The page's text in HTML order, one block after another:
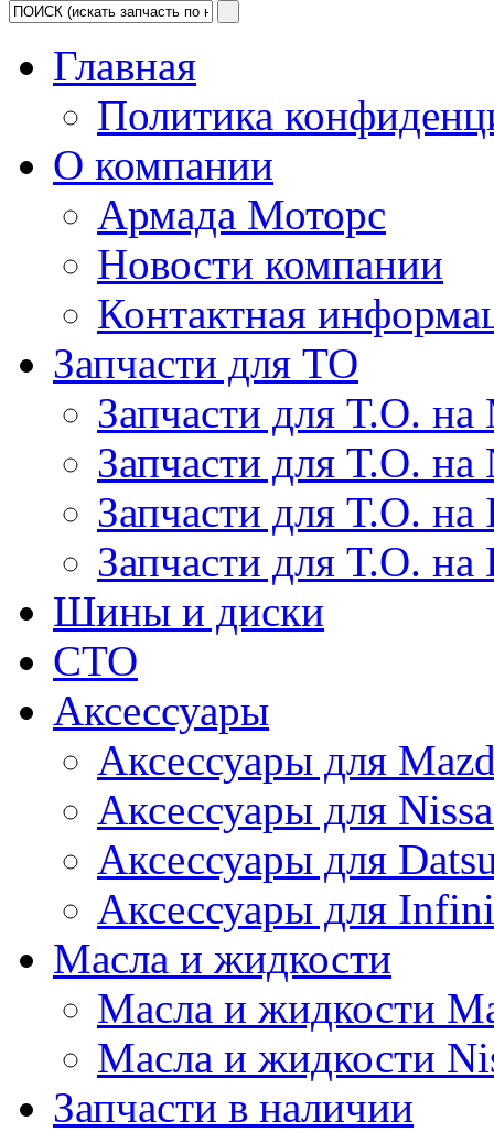
Главная
Политика
О компании
Армада Моторс
Новости компании
Контактная
Запчасти для ТО
Запчасти для Т.О. на
Запчасти для Т.О. на
Запчасти для Т.О.
Запчасти для Т.О. на
Шины и диски
СТО
Аксессуары
Аксессуары для
Аксессуары для
Аксессуары для
Аксессуары для
Масла и жидкости
Масла и жидкости
Масла и жидкости
Запчасти в наличии